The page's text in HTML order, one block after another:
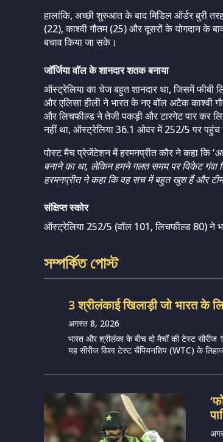
हालांकि, अच्छी शुरुआत के बाद मिडिल ऑर्डर बुरी
(22), काश्वी गौतम (25) और दूसरों के योगदान के
बचाव किया जा सके।
जॉर्जिया वॉल के शानदार शतक बनाया
ऑस्ट्रेलिया का चेज बहुत शानदार था, जिसमें फीबी
और एलिसा हीली ने भारत के नए बॉल अटैक काश्वी
और लिचफील्ड ने तेजी पकड़ी और टारगेट पार कर
नहीं था, ऑस्ट्रेलिया 36.1 ओवर में 252/5 पर पहुंच
पोस्ट मैच प्रेजेंटेशन में हरमनप्रीत कौर ने कहा कि ‘
बनाने का था, लेकिन हमने गलत समय पर विकेट गंवा
हरमनप्रीत ने कहा कि वह सच में बहुत खुश हैं और
संक्षिप्त स्कोर
ऑस्ट्रेलिया 252/5 (वॉल 101, लिचफील्ड 80) ने
সম্পর্কিত পোস্ট
3 श्रीलंकाई खिलाड़ी जो भारत के
अगस्त 8, 2026
भारत और श्रीलंका के बीच दो मैचों की टेस्ट सीरीज
यह सीरीज विश्व टेस्ट चैंपियनशिप (WTC) के